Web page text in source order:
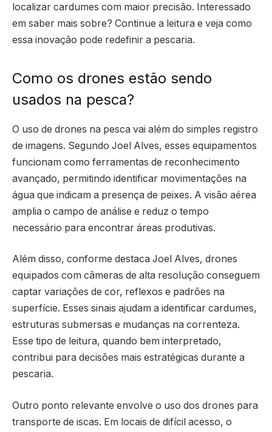
localizar cardumes com maior precisão. Interessado
em saber mais sobre? Continue a leitura e veja como
essa inovação pode redefinir a pescaria.
Como os drones estão sendo
usados na pesca?
O uso de drones na pesca vai além do simples registro
de imagens. Segundo Joel Alves, esses equipamentos
funcionam como ferramentas de reconhecimento
avançado, permitindo identificar movimentações na
água que indicam a presença de peixes. A visão aérea
amplia o campo de análise e reduz o tempo
necessário para encontrar áreas produtivas.
Além disso, conforme destaca Joel Alves, drones
equipados com câmeras de alta resolução conseguem
captar variações de cor, reflexos e padrões na
superfície. Esses sinais ajudam a identificar cardumes,
estruturas submersas e mudanças na correnteza.
Esse tipo de leitura, quando bem interpretado,
contribui para decisões mais estratégicas durante a
pescaria.
Outro ponto relevante envolve o uso dos drones para
transporte de iscas. Em locais de difícil acesso, o